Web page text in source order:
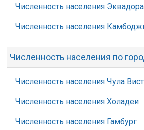
Численность населения Эквадора
Численность населения
Численность населения по
Численность населения Чула Вист
Численность населения Холадеи
Численность населения Гамбург